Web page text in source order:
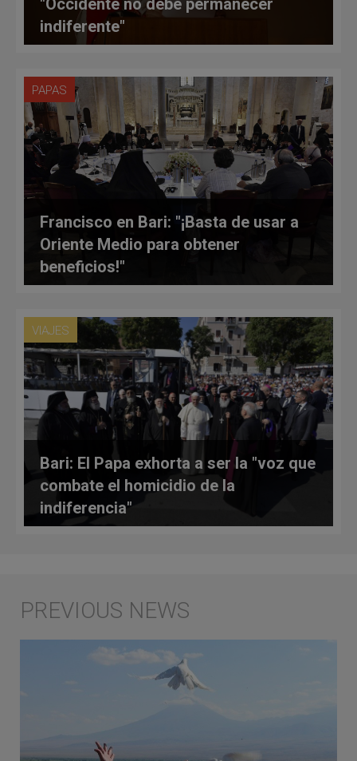
indiferente"
PAPAS
Francisco en Bari: "¡Basta de usar a
Oriente Medio para obtener
beneficios!"
VIAJES
Bari: El Papa exhorta a ser la "voz que
combate el homicidio de la
indiferencia"